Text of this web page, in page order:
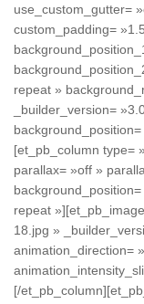
use_custom_gutter=
custom_padding=
repeat »
_builder_version=
[et_pb_column type=
parallax= »off »
repeat
18.jpg »
animation_direction=
[/